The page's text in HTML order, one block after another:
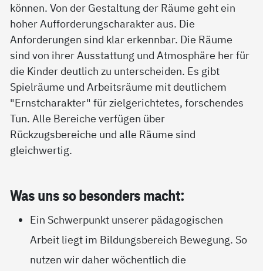
können. Von der Gestaltung der Räume geht ein
hoher Aufforderungscharakter aus. Die
Anforderungen sind klar erkennbar. Die Räume
sind von ihrer Ausstattung und Atmosphäre her für
die Kinder deutlich zu unterscheiden. Es gibt
Spielräume und Arbeitsräume mit deutlichem
"Ernstcharakter" für zielgerichtetes, forschendes
Tun. Alle Bereiche verfügen über
Rückzugsbereiche und alle Räume sind
gleichwertig.
Was uns so be­son­ders macht:
Ein Schwerpunkt unserer pädagogischen
Arbeit liegt im Bildungsbereich Bewegung. So
nutzen wir daher wöchentlich die